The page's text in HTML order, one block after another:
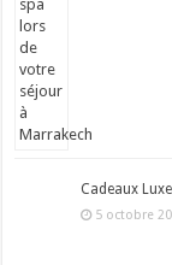
Cadeaux
5 octobre